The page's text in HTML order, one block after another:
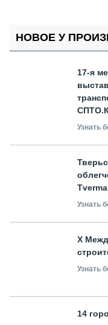
НОВОЕ У
17-я
Узнать
Узнать
X
Узнать
14